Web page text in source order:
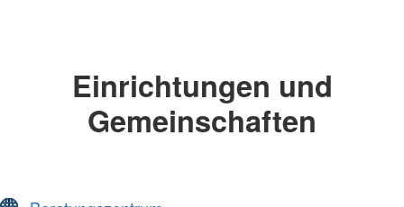
Einrichtungen und
Gemeinschaften